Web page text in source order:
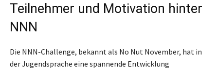
Teilnehmer und Motivation hinter
NNN
Die NNN-Challenge, bekannt als No Nut November, hat in
der Jugendsprache eine spannende Entwicklung